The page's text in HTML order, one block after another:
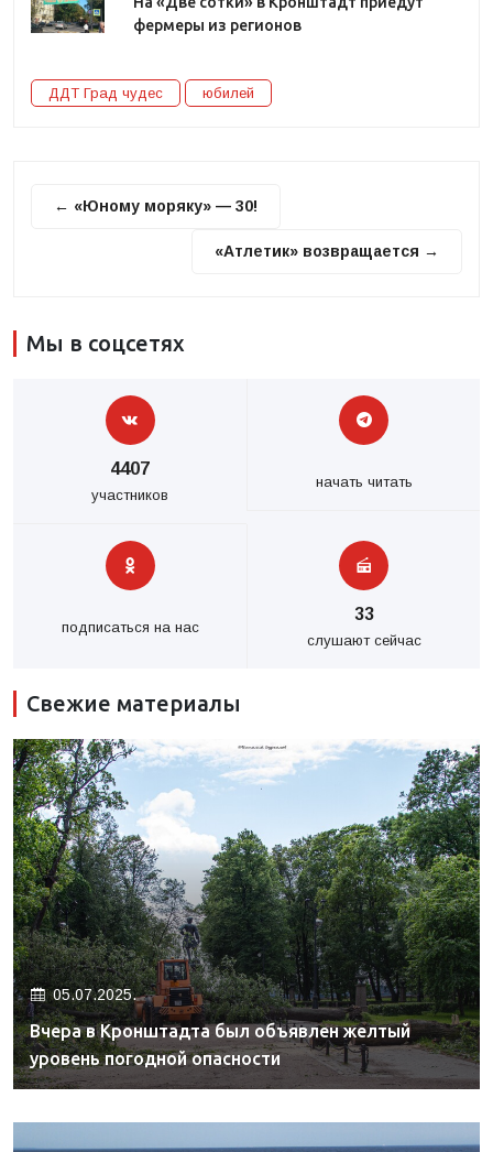
фермеры из регионов
ДДТ Град чудес юбилей
← «Юному моряку» — 30!
«Атлетик» возвращается →
Мы в соцсетях
4407
участников
начать читать
подписаться на нас
33
слушают сейчас
Свежие материалы
05.07.2025.
Вчера в Кронштадта был объявлен желтый
уровень погодной опасности